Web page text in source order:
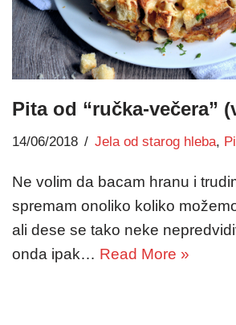
Pita od “ručka-večera”
14/06/2018 Jela od starog hleba,
Ne volim da bacam hranu i
spremam onoliko koliko
ali dese se tako neke
onda ipak… Read More »